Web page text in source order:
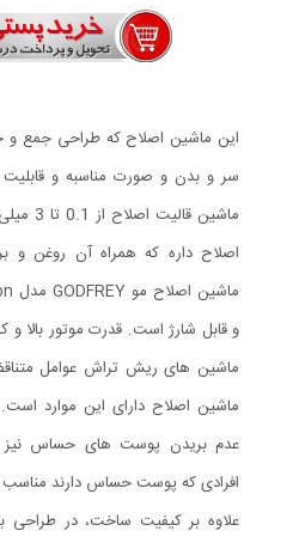
این ماشین اصلاح که طراحی جمع و
سر و بدن و صورت مناسبه و
اصلاح داره که همراه آن روغن
و قابل شارژ است. قدرت موتور بالا و
ماشین های ریش تراش عوامل
ماشین اصلاح دارای این موارد
عدم بریدن پوست های حساس نیز
افرادی که پوست حساس دارند
علاوه بر کیفیت ساخت، در طراحی